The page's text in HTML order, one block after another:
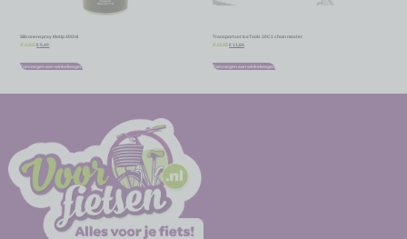
Siliconenspray Motip 400ml
€6,00 €5,40
Toevoegen aan winkelwagen
Transportset IceToolz 30C1 chain master
12,95 €11,66
Toevoegen aan winkelwagen